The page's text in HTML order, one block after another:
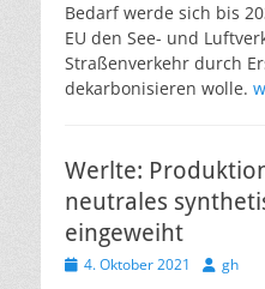
Bedarf werde sich bis
EU den See- und
Straßenverkehr durch
dekarbonisieren wolle.
Werlte:
neutrales
eingeweiht
Veröffentlicht
4. Oktober 2021 Autor
gh